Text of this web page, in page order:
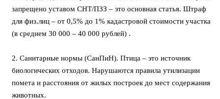
запрещено уставом СНТ/ПЗЗ – это основная статья. Штраф
для физ.лиц – от 0,5% до 1% кадастровой стоимости участка
(в среднем 30 000 – 40 000 рублей) .
2. Санитарные нормы (СанПиН). Птица – это источник
биологических отходов. Нарушаются правила утилизации
помета и расстояния от жилых построек до мест содержания
животных.